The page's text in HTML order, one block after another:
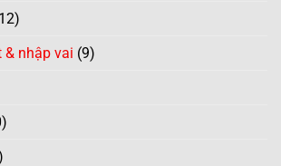
& nhập vai (9)